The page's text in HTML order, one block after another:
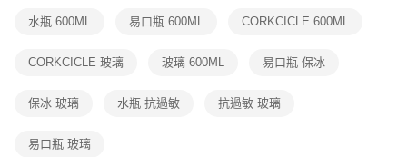
成交易。
消。如遇「轉專審核」未通過狀況，表示未達大哥付你分期系統評分，恕無
【繳款方式說明】
2.透過簡訊連結打開帳單後，可選擇「超商條碼／台灣大直營門市／銀行轉
每筆NT$100，滿NT$999(含以上)免運費
付款後門市自取
水瓶 600ML 易口瓶 600ML CORKCICLE 600ML
CORKCICLE 玻璃 玻璃 600ML 易口瓶 保冰
保冰 玻璃 水瓶 抗過敏 抗過敏 玻璃
易口瓶 玻璃